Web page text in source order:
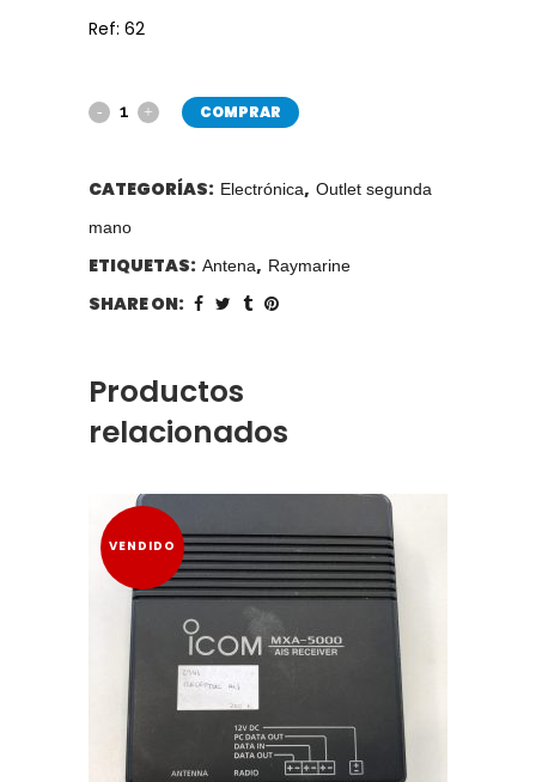
Ref: 62
COMPRAR
CATEGORÍAS: Electrónica, Outlet segunda
mano
ETIQUETAS: Antena, Raymarine
SHARE ON:
Productos
relacionados
VENDIDO